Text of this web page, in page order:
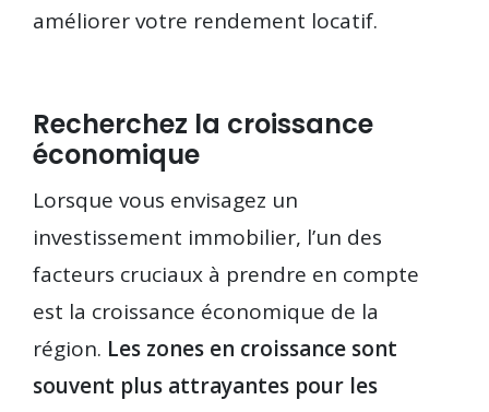
améliorer votre rendement locatif.
Recherchez la croissance
économique
Lorsque vous envisagez un
investissement immobilier, l’un des
facteurs cruciaux à prendre en compte
est la croissance économique de la
région. Les zones en croissance sont
souvent plus attrayantes pour les